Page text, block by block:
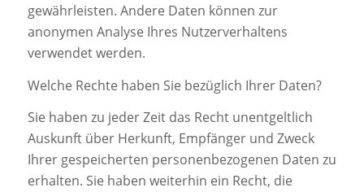
gewährleisten. Andere Daten können zur
anonymen Analyse Ihres Nutzerverhaltens
verwendet werden.
Welche Rechte haben Sie bezüglich Ihrer Daten?
Sie haben zu jeder Zeit das Recht unentgeltlich
Auskunft über Herkunft, Empfänger und Zweck
Ihrer gespeicherten personenbezogenen Daten zu
erhalten. Sie haben weiterhin ein Recht, die